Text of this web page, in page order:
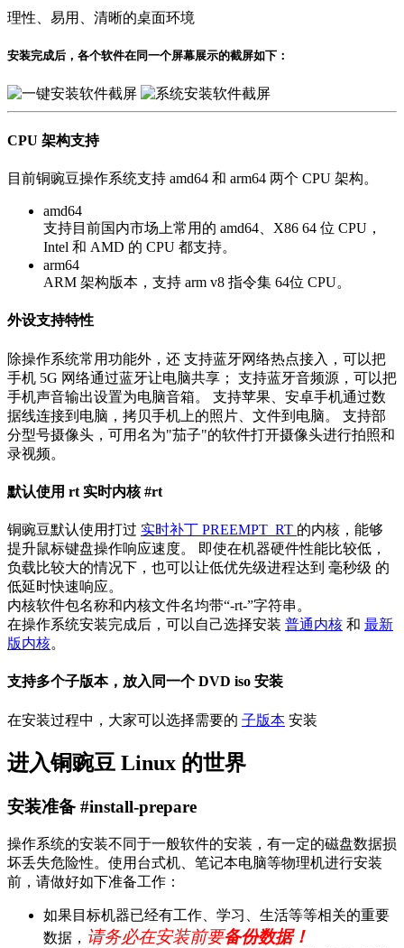
理性、易用、清晰的桌面环境
安装完成后，各个软件在同一个屏幕展示的截屏如下：
CPU 架构支持
目前铜豌豆操作系统支持 amd64 和 arm64 两个 CPU 架构。
amd64
支持目前国内市场上常用的 amd64、X86 64 位 CPU，
Intel 和 AMD 的 CPU 都支持。
arm64
ARM 架构版本，支持 arm v8 指令集 64位 CPU。
外设支持特性
除操作系统常用功能外，还 支持蓝牙网络热点接入，可以把
手机 5G 网络通过蓝牙让电脑共享； 支持蓝牙音频源，可以把
手机声音输出设置为电脑音箱。 支持苹果、安卓手机通过数
据线连接到电脑，拷贝手机上的照片、文件到电脑。 支持部
分型号摄像头，可用名为"茄子"的软件打开摄像头进行拍照和
录视频。
默认使用 rt 实时内核 #rt
铜豌豆默认使用打过 实时补丁 PREEMPT_RT 的内核，能够
提升鼠标键盘操作响应速度。 即使在机器硬件性能比较低，
负载比较大的情况下，也可以让低优先级进程达到 毫秒级 的
低延时快速响应。
内核软件包名称和内核文件名均带“-rt-”字符串。
在操作系统安装完成后，可以自己选择安装 普通内核 和 最新
版内核。
支持多个子版本，放入同一个 DVD iso 安装
在安装过程中，大家可以选择需要的 子版本 安装
进入铜豌豆 Linux 的世界
安装准备 #install-prepare
操作系统的安装不同于一般软件的安装，有一定的磁盘数据损
坏丢失危险性。使用台式机、笔记本电脑等物理机进行安装
前，请做好如下准备工作：
如果目标机器已经有工作、学习、生活等等相关的重要
数据， 请务必在安装前要备份数据！